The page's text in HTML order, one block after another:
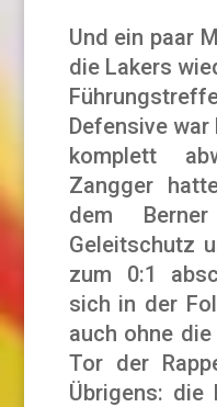
Und ein paar
die Lakers
Defensive
komplett
Zangger
dem
Geleitschutz
zum 0:1
sich in der
auch ohne
Tor der
Übrigens: die